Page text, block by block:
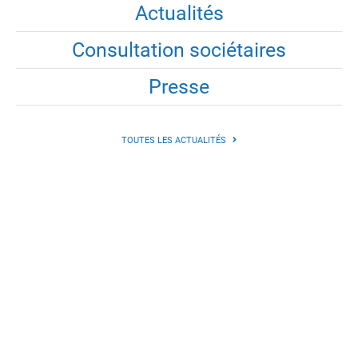
Actualités
Consultation sociétaires
Presse
TOUTES LES ACTUALITÉS